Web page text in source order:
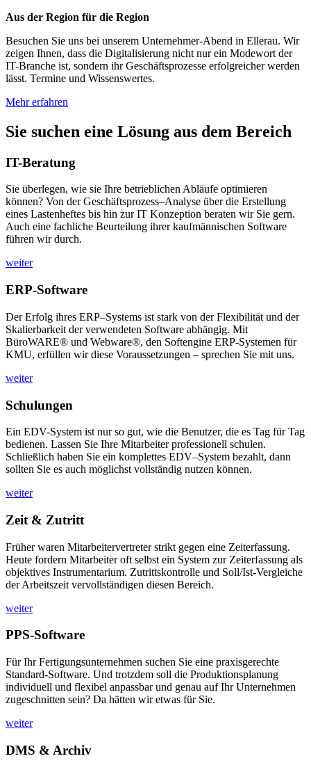
Aus der Region für die Region
Besuchen Sie uns bei unserem Unternehmer-Abend in Ellerau. Wir
zeigen Ihnen, dass die Digitalisierung nicht nur ein Modewort der
IT-Branche ist, sondern ihr Geschäftsprozesse erfolgreicher werden
lässt. Termine und Wissenswertes.
Mehr erfahren
Sie suchen eine Lösung aus dem Bereich
IT-Beratung
Sie überlegen, wie sie Ihre betrieblichen Abläufe optimieren
können? Von der Geschäftsprozess–Analyse über die Erstellung
eines Lastenheftes bis hin zur IT Konzeption beraten wir Sie gern.
Auch eine fachliche Beurteilung ihrer kaufmännischen Software
führen wir durch.
weiter
ERP-Software
Der Erfolg ihres ERP–Systems ist stark von der Flexibilität und der
Skalierbarkeit der verwendeten Software abhängig. Mit
BüroWARE® und Webware®, den Softengine ERP-Systemen für
KMU, erfüllen wir diese Voraussetzungen – sprechen Sie mit uns.
weiter
Schulungen
Ein EDV-System ist nur so gut, wie die Benutzer, die es Tag für Tag
bedienen. Lassen Sie Ihre Mitarbeiter professionell schulen.
Schließlich haben Sie ein komplettes EDV–System bezahlt, dann
sollten Sie es auch möglichst vollständig nutzen können.
weiter
Zeit & Zutritt
Früher waren Mitarbeitervertreter strikt gegen eine Zeiterfassung.
Heute fordern Mitarbeiter oft selbst ein System zur Zeiterfassung als
objektives Instrumentarium. Zutrittskontrolle und Soll/Ist-Vergleiche
der Arbeitszeit vervollständigen diesen Bereich.
weiter
PPS-Software
Für Ihr Fertigungsunternehmen suchen Sie eine praxisgerechte
Standard-Software. Und trotzdem soll die Produktionsplanung
individuell und flexibel anpassbar und genau auf Ihr Unternehmen
zugeschnitten sein? Da hätten wir etwas für Sie.
weiter
DMS & Archiv